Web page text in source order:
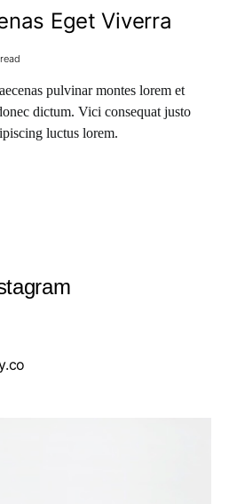
Eget Viverra
pulvinar montes lorem et
dictum. Vici consequat justo
luctus lorem.